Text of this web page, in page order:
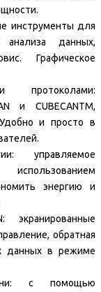
инструменты для
данных,
Графическое
протоколами:
и CUBECANTM,
и просто в
управляемое
энергию и
экранированные
обратная
данных в режиме
с помощью